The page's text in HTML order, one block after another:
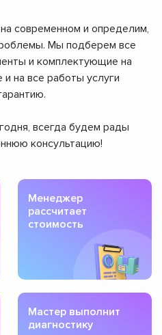
современном и определим,
Мы подберем все
и комплектующие на
на все работы услуги
всегда будем рады
консультацию!
Менеджер
рассчитает
стоимость
Мастер выполнит
диагностику